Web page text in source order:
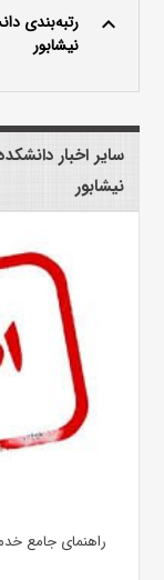
keyboard_arrow_up
رتبه‌بندی
نیشابور
سایر اخبار
نیشابور
راهنمای جامع